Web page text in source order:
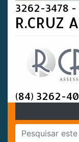
3262-3478 -
R.CRUZ
(84) 3262-